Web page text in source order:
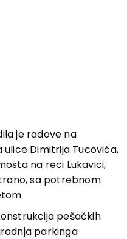
je radove na
Dimitrija Tucovića,
na reci Lukavici,
sa potrebnom
pešačkih
parkinga